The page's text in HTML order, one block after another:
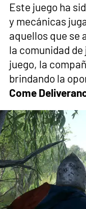
Este juego ha
y mecánicas
aquellos que se
la comunidad
juego, la
brindando la
Come